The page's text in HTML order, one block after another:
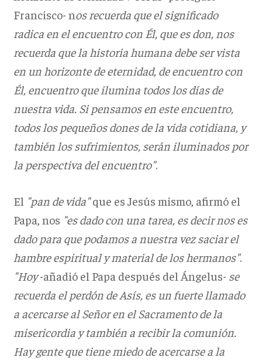
Francisco- nos recuerda que el significado
radica en el encuentro con Él, que es don, nos
recuerda que la historia humana debe ser vista
en un horizonte de eternidad, de encuentro con
Él, encuentro que ilumina todos los días de
nuestra vida. Si pensamos en este encuentro,
todos los pequeños dones de la vida cotidiana, y
también los sufrimientos, serán iluminados por
la perspectiva del encuentro".
El "pan de vida"que es Jesús mismo, afirmó el
Papa, nos "es dado con una tarea, es decir nos es
dado para que podamos a nuestra vez saciar el
hambre espiritual y material de los hermanos".
"Hoy-añadió el Papa después del Ángelus- se
recuerda el perdón de Asís, es un fuerte llamado
a acercarse al Señor en el Sacramento de la
misericordia y también a recibir la comunión.
Hay gente que tiene miedo de acercarse a la